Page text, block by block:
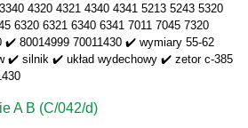
4320 4321 4340 4341 5213 5243 5320
6320 6321 6340 6341 7011 7045 7320
✔️ 80014999 70011430 ✔️ wymiary 55-62
✔️ silnik ✔️ układ wydechowy ✔️ zetor c-385
A B (C/042/d)